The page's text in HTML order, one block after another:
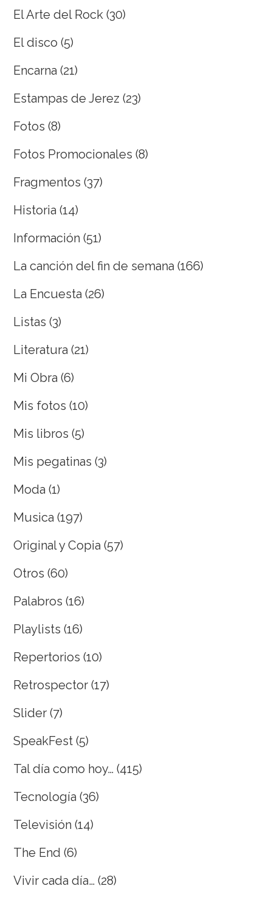
El Arte del Rock (30)
El disco (5)
Encarna (21)
Estampas de Jerez (23)
Fotos (8)
Fotos Promocionales (8)
Fragmentos (37)
Historia (14)
Información (51)
La canción del fin de semana (166)
La Encuesta (26)
Listas (3)
Literatura (21)
Mi Obra (6)
Mis fotos (10)
Mis libros (5)
Mis pegatinas (3)
Moda (1)
Musica (197)
Original y Copia (57)
Otros (60)
Palabros (16)
Playlists (16)
Repertorios (10)
Retrospector (17)
Slider (7)
SpeakFest (5)
Tal día como hoy… (415)
Tecnología (36)
Televisión (14)
The End (6)
Vivir cada día… (28)